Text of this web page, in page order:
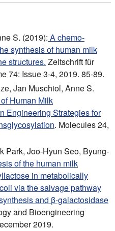
S. (2019): A chemo-
synthesis of human milk
structures. Zeitschrift für
74: Issue 3-4, 2019. 85-89.
Jan Muschiol, Anne S.
Human Milk
Engineering Strategies for
. Molecules 24,
Park, Joo‐Hyun Seo, Byung‐
of the human milk
in metabolically
via the salvage pathway
and β‐galactosidase
and Bioengineering
2019.